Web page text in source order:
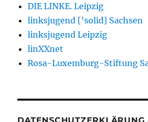
DIE LINKE. Leipzig
linksjugend ['solid] Sachsen
linksjugend Leipzig
linXXnet
Rosa-Luxemburg-Stiftung